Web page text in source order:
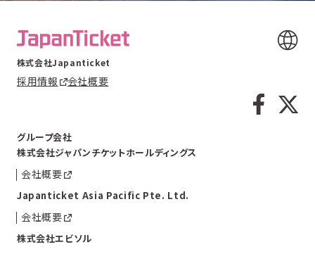
グループ会社
株式会社ジャパンチケットホールディングス
会社概要
Japanticket Asia Pacific Pte. Ltd.
会社概要
株式会社エビソル
株式会社Japanticket
採用情報 会社概要